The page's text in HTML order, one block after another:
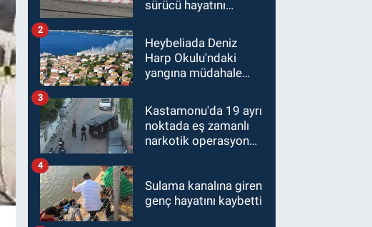
sürücü hayatını
Heybeliada Deniz
Harp Okulu'ndaki
yangına müdahale
2
Kastamonu'da 19 ayrı
noktada eş zamanlı
narkotik operasyonu:
3
Sulama kanalına giren
genç hayatını kaybetti
4